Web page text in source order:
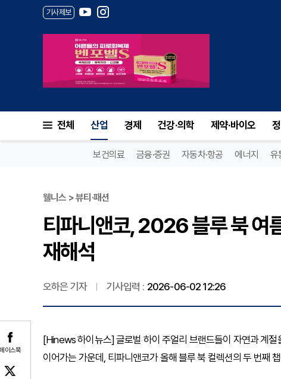
기사제보
전체 산업 경제 건강·의학 제약·바이오
보건의료 금융·증권 자동차·항공 에너지 유
이스북
웰니스 > 뷰티·패션
티파니앤코, 2026 블루 북 여
재해석
오하은 기자 기사입력 : 2026-06-02 12:26
[Hinews 하이뉴스] 글로벌 하이 주얼리 브랜드들이 자연과 계
이어가는 가운데, 티파니앤코가 올해 블루 북 컬렉션의 두 번째